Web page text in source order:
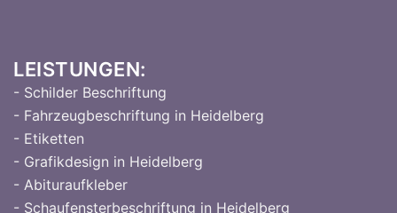
LEISTUNGEN:
- Schilder Beschriftung
- Fahrzeugbeschriftung in Heidelberg
- Etiketten
- Grafikdesign in Heidelberg
- Abituraufkleber
- Schaufensterbeschriftung in Heidelberg